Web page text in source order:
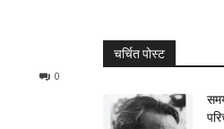
0
चर्चित पोस्ट